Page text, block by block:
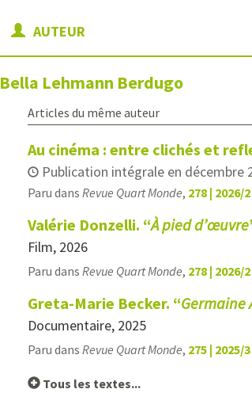
AUTEUR
Bella Lehmann Berdugo
Articles du même auteur
Au cinéma : entre clichés et
Publication intégrale en décembre
Paru dans Revue Quart Monde, 278 | 2026/2
Valérie Donzelli. “À pied d’œuvre
Film, 2026
Paru dans Revue Quart Monde, 278 | 2026/2
Greta-Marie Becker. “Germaine
Documentaire, 2025
Paru dans Revue Quart Monde, 275 | 2025/3
Tous les textes...